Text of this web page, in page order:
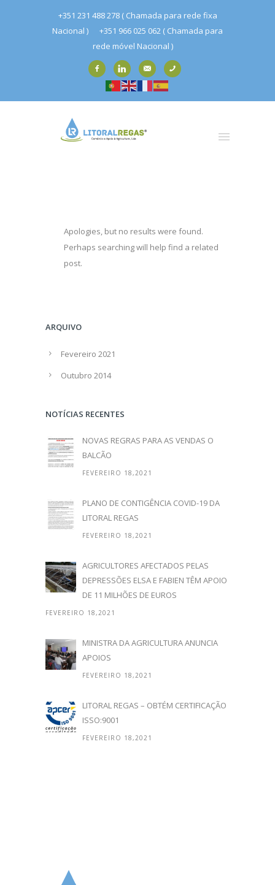
+351 231 488 278 ( Chamada para rede fixa
Nacional )
+351 966 025 062 ( Chamada para
rede móvel Nacional )
Apologies, but no results were found.
Perhaps searching will help find a related
post.
ARQUIVO
Fevereiro 2021
Outubro 2014
NOTÍCIAS RECENTES
NOVAS REGRAS PARA AS VENDAS O
BALCÃO
FEVEREIRO 18,2021
PLANO DE CONTIGÊNCIA COVID-19 DA
LITORAL REGAS
FEVEREIRO 18,2021
AGRICULTORES AFECTADOS PELAS
DEPRESSÕES ELSA E FABIEN TÊM APOIO
DE 11 MILHÕES DE EUROS
FEVEREIRO 18,2021
MINISTRA DA AGRICULTURA ANUNCIA
APOIOS
FEVEREIRO 18,2021
LITORAL REGAS – OBTÉM CERTIFICAÇÃO
ISSO:9001
FEVEREIRO 18,2021